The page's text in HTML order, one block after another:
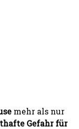
mehr als nur
Gefahr für